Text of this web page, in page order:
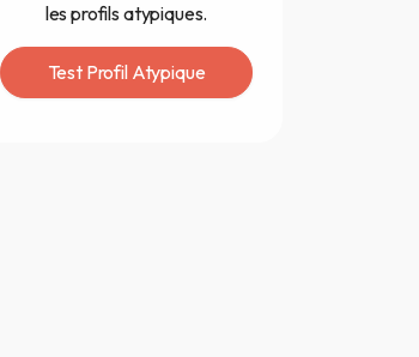
les profils atypiques.
Test Profil Atypique